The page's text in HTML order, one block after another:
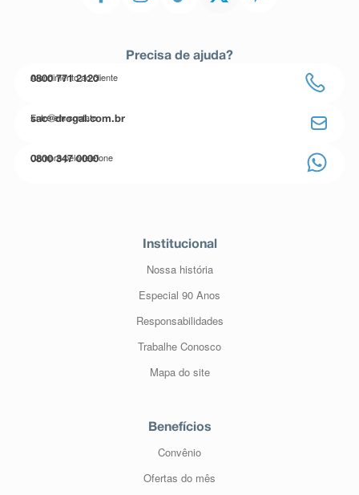
Precisa de ajuda?
Atendimento ao cliente
0800 771 2120
Entre em contato
sac@drogal.com.br
Compre pelo telefone
0800 347 0000
Institucional
Nossa história
Especial 90 Anos
Responsabilidades
Trabalhe Conosco
Mapa do site
Benefícios
Convênio
Ofertas do mês